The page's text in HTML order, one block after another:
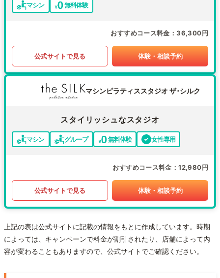
マシン 無料体験
おすすめコース料金 36,300円
公式サイトで見る 体験・相談予約
マシンピラティススタジオ ザ･シルク
スタイリッシュなスタジオ
マシン グループ 無料体験 女性専用
おすすめコース料金 12,980円
公式サイトで見る 体験・相談予約
上記の表は公式サイトに記載の情報をもとに作成しています。時期
によっては、キャンペーンで料金が割引されたり、店舗によって内
容が変わることもありますので、公式サイトでご確認ください。